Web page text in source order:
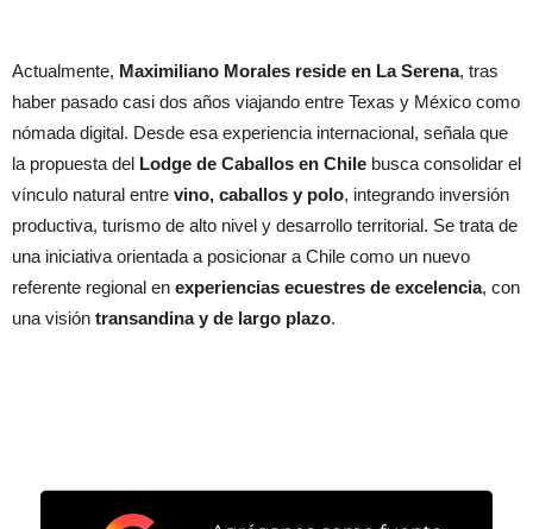
Actualmente, Maximiliano Morales reside en La Serena, tras
haber pasado casi dos años viajando entre Texas y México como
nómada digital. Desde esa experiencia internacional, señala que
la propuesta del Lodge de Caballos en Chile busca consolidar el
vínculo natural entre vino, caballos y polo, integrando inversión
productiva, turismo de alto nivel y desarrollo territorial. Se trata de
una iniciativa orientada a posicionar a Chile como un nuevo
referente regional en experiencias ecuestres de excelencia, con
una visión transandina y de largo plazo.